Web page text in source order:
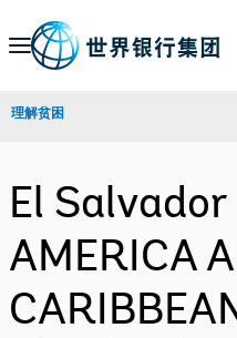
Skip
Navigation
理解贫困
El Salvador
AMERICA